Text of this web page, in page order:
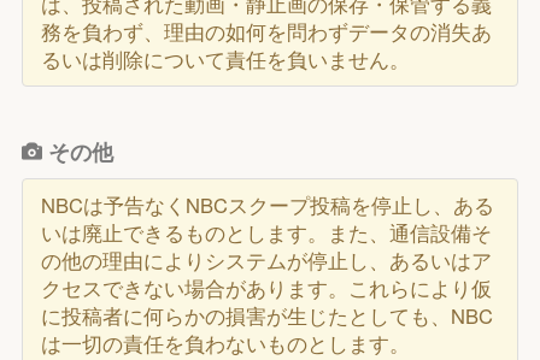
務を負わず、理由の如何を問わずデータの消失あ
るいは削除について責任を負いません。
その他
NBCは予告なくNBCスクープ投稿を停止し、ある
いは廃止できるものとします。また、通信設備そ
の他の理由によりシステムが停止し、あるいはア
クセスできない場合があります。これらにより仮
に投稿者に何らかの損害が生じたとしても、NBC
は一切の責任を負わないものとします。